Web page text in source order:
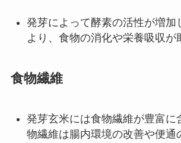
発芽によって酵素の活性が増加
より、食物の消化や栄養吸収が
食物繊維
発芽玄米には食物繊維が豊富に
物繊維は腸内環境の改善や便通